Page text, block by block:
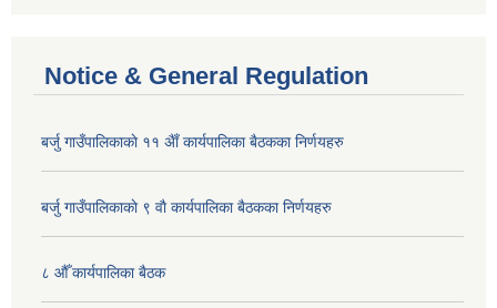
Notice & General Regulation
बर्जु गाउँपालिकाकाे ११ अैाँ कार्यपालिका बैठकका निर्णयहरु
बर्जु गाउँपालिकाकाे ९ वाै‌ कार्यपालिका बैठकका निर्णयहरु
८ औँ कार्यपालिका बैठक